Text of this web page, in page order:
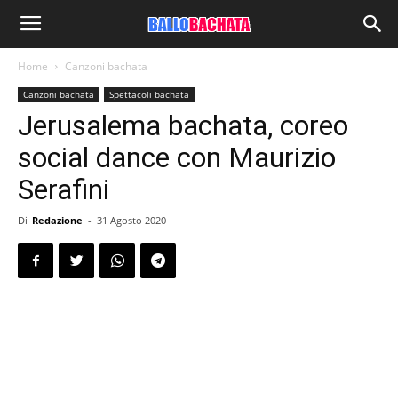
Home Canzoni bachata
Canzoni bachata Spettacoli bachata
Jerusalema bachata, coreo
social dance con Maurizio
Serafini
Di Redazione - 31 Agosto 2020